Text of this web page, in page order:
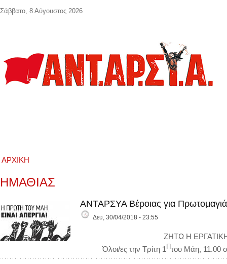
ΑΡΧΙΚΉ
ΗΜΑΘΙΑΣ
ΑΝΤΑΡΣΥΑ Βέροιας για
Δευ, 30/04/2018 - 23:55
ΖΗΤΩ Η
Όλοι/ες την Τρίτη 1
του Μάη, 11.00
Σάββατο, 8 Αύγουστος 2026